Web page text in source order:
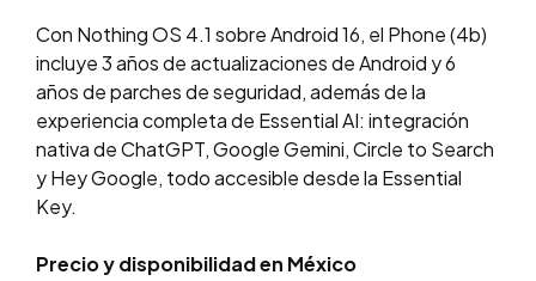
Con Nothing OS 4.1 sobre Android 16, el Phone (4b)
incluye 3 años de actualizaciones de Android y 6
años de parches de seguridad, además de la
experiencia completa de Essential AI: integración
nativa de ChatGPT, Google Gemini, Circle to Search
y Hey Google, todo accesible desde la Essential
Key.
Precio y disponibilidad en México